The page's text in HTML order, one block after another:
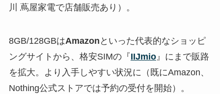
川 蔦屋家電で店舗販売あり）。
8GB/128GBはAmazon といった代表的なショッピ
ングサイトから、格安SIMの『IIJmio』にまで販路
を拡大。より入手しやすい状況に（既にAmazon、
Nothing公式ストアでは予約の受付を開始）。